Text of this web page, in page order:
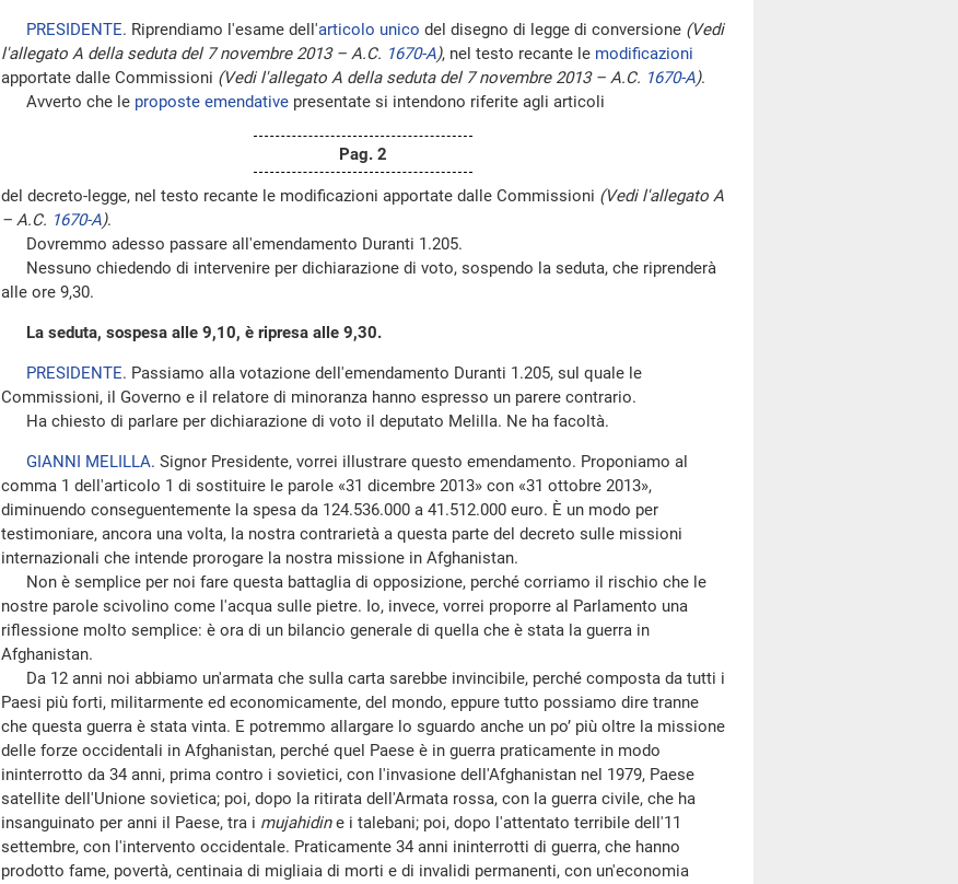
PRESIDENTE. Riprendiamo l'esame dell'articolo unico del disegno di legge di conversione (Vedi
l'allegato A della seduta del 7 novembre 2013 – A.C. 1670-A), nel testo recante le modificazioni
apportate dalle Commissioni (Vedi l'allegato A della seduta del 7 novembre 2013 – A.C. 1670-A).
Avverto che le proposte emendative presentate si intendono riferite agli articoli
Pag. 2
del decreto-legge, nel testo recante le modificazioni apportate dalle Commissioni (Vedi l'allegato A
– A.C. 1670-A).
Dovremmo adesso passare all'emendamento Duranti 1.205.
Nessuno chiedendo di intervenire per dichiarazione di voto, sospendo la seduta, che riprenderà
alle ore 9,30.
La seduta, sospesa alle 9,10, è ripresa alle 9,30.
PRESIDENTE. Passiamo alla votazione dell'emendamento Duranti 1.205, sul quale le
Commissioni, il Governo e il relatore di minoranza hanno espresso un parere contrario.
Ha chiesto di parlare per dichiarazione di voto il deputato Melilla. Ne ha facoltà.
GIANNI MELILLA. Signor Presidente, vorrei illustrare questo emendamento. Proponiamo al
comma 1 dell'articolo 1 di sostituire le parole «31 dicembre 2013» con «31 ottobre 2013»,
diminuendo conseguentemente la spesa da 124.536.000 a 41.512.000 euro. È un modo per
testimoniare, ancora una volta, la nostra contrarietà a questa parte del decreto sulle missioni
internazionali che intende prorogare la nostra missione in Afghanistan.
Non è semplice per noi fare questa battaglia di opposizione, perché corriamo il rischio che le
nostre parole scivolino come l'acqua sulle pietre. Io, invece, vorrei proporre al Parlamento una
riflessione molto semplice: è ora di un bilancio generale di quella che è stata la guerra in
Afghanistan.
Da 12 anni noi abbiamo un'armata che sulla carta sarebbe invincibile, perché composta da tutti i
Paesi più forti, militarmente ed economicamente, del mondo, eppure tutto possiamo dire tranne
che questa guerra è stata vinta. E potremmo allargare lo sguardo anche un po’ più oltre la missione
delle forze occidentali in Afghanistan, perché quel Paese è in guerra praticamente in modo
ininterrotto da 34 anni, prima contro i sovietici, con l'invasione dell'Afghanistan nel 1979, Paese
satellite dell'Unione sovietica; poi, dopo la ritirata dell'Armata rossa, con la guerra civile, che ha
insanguinato per anni il Paese, tra i mujahidine i talebani; poi, dopo l'attentato terribile dell'11
settembre, con l'intervento occidentale. Praticamente 34 anni ininterrotti di guerra, che hanno
prodotto fame, povertà, centinaia di migliaia di morti e di invalidi permanenti, con un'economia